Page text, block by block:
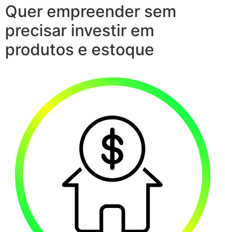
Quer empreender sem
precisar investir em
produtos e estoque